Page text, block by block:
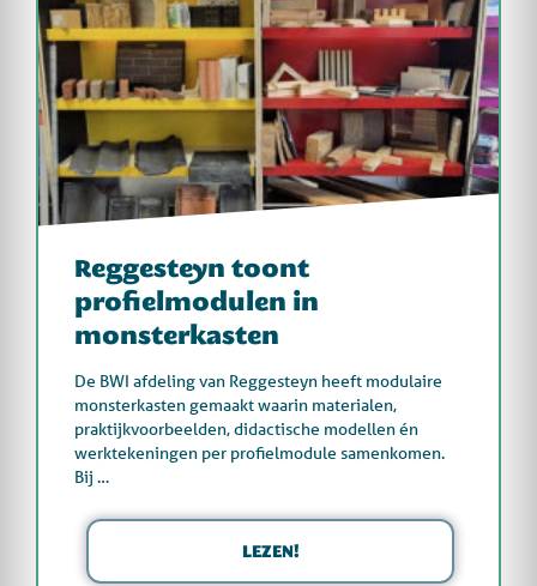
Reggesteyn toont
profielmodulen in
monsterkasten
De BWI afdeling van Reggesteyn heeft modulaire
monsterkasten gemaakt waarin materialen,
praktijkvoorbeelden, didactische modellen én
werktekeningen per profielmodule samenkomen.
Bij …
LEZEN!